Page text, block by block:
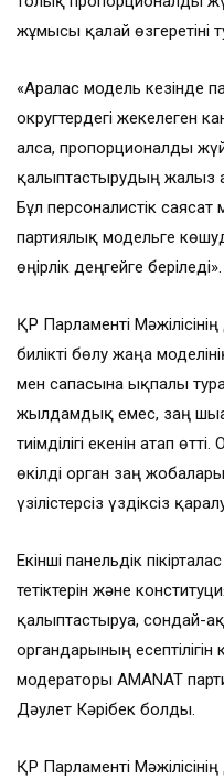
жұмысы қалай өзгеретіні
«Аралас модель кезінде
округтердегі жекелеген
алса, пропорционалды
қалыптастырудың жалғыз
Бұл персоналистік
партиялық модельге
өңірлік деңгейге беріледі».
ҚР Парламенті
билікті бөлу жаңа
мен сапасына ықпалы
жылдамдық емес, заң
тиімділігі екенін атап
өкілді орган заң
үзілістерсіз үздіксіз
Екінші панельдік
тетіктерін және
қалыптастыруға, сондай-
органдарының
модераторы AMANAT
Дәулет Кәрібек болды.
ҚР Парламенті